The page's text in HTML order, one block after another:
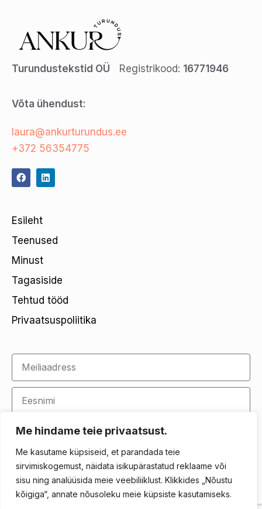
Me hindame teie privaatsust.
Me kasutame küpsiseid, et parandada teie
sirvimiskogemust, näidata isikupärastatud reklaame või
sisu ning analüüsida meie veebiliiklust. Klikkides „Nõustu
kõigiga“, annate nõusoleku meie küpsiste kasutamiseks.
Turundustekstid OÜ Registrikood: 16771946
Võta ühendust:
laura@ankurturundus.ee
+372 56354775
Esileht
Teenused
Minust
Tagasiside
Tehtud tööd
Privaatsuspoliitika
Nõustunprivaatsustingimustega
Liitu uudiskirjaga